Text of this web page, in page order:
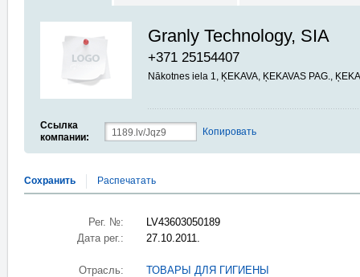
Granly Technology, SIA
+371 25154407
Nākotnes iela 1, ĶEKAVA, ĶEKAVAS PAG.,
Ссылка
компании:
Копировать
Сохранить Распечатать
Рег. №:
LV43603050189
Дата рег.:
27.10.2011.
Отрасль: ТОВАРЫ ДЛЯ ГИГИЕНЫ